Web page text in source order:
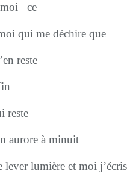
moi ce
qui me déchire que
reste
reste
aurore à minuit
lever lumière et moi j’écris